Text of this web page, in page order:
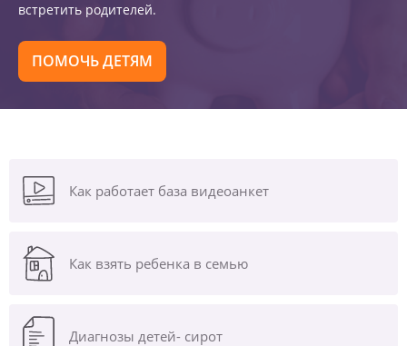
встретить родителей.
ПОМОЧЬ ДЕТЯМ
Как работает база видеоанкет
Как взять ребенка в семью
Диагнозы детей- сирот